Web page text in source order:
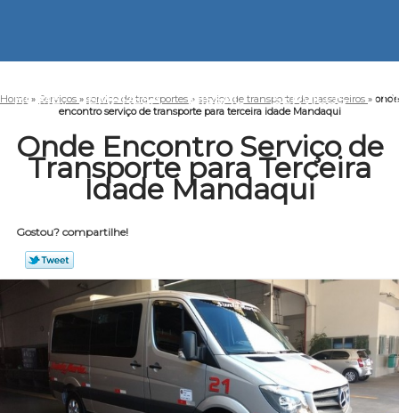
HOME EMPRESA MISSÃO SERVIÇOS
Home » Serviços » serviço de transportes » serviço de transporte de passageiros » onde
encontro serviço de transporte para terceira idade Mandaqui
Onde Encontro Serviço de
Transporte para Terceira
Idade Mandaqui
Gostou? compartilhe!